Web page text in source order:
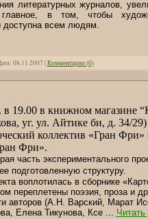
литературных журналов,
в том, чтобы
всем людям.
08.11.2007 |Комментарии (0)
в 19.00 в книжном магазине
уг. ул. Айтике би, д. 34/
коллектив «Гран Фри»
Фри».
часть экспериментального
подготовленную структуру.
воплотилась в сборнике
переплетены поэзия, проза и
авторов (А.Н. Варский, Марат
Елена Тикунова, Ксе ...